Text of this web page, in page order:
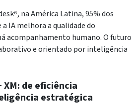
na América Latina, 95% dos
IA melhora a qualidade do
acompanhamento humano. O futuro
e orientado por inteligência
XM: de eficiência
estratégica